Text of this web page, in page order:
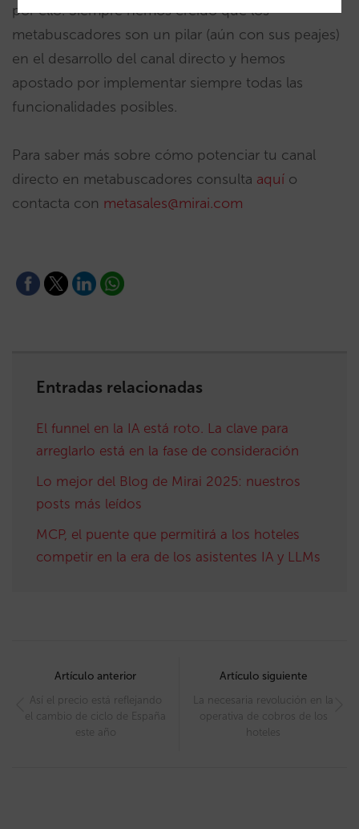
por ello. Siempre hemos creído que los
metabuscadores son un pilar (aún con sus peajes)
en el desarrollo del canal directo y hemos
apostado por implementar siempre todas las
funcionalidades posibles.
Para saber más sobre cómo potenciar tu canal
directo en metabuscadores consulta aquí o
contacta con metasales@mirai.com
Entradas relacionadas
El funnel en la IA está roto. La clave para
arreglarlo está en la fase de consideración
Lo mejor del Blog de Mirai 2025: nuestros
posts más leídos
MCP, el puente que permitirá a los hoteles
competir en la era de los asistentes IA y LLMs
navigation
Artículo anterior
Así el precio está reflejando
el cambio de ciclo de España
este año
Artículo siguiente
La necesaria revolución en la
operativa de cobros de los
hoteles